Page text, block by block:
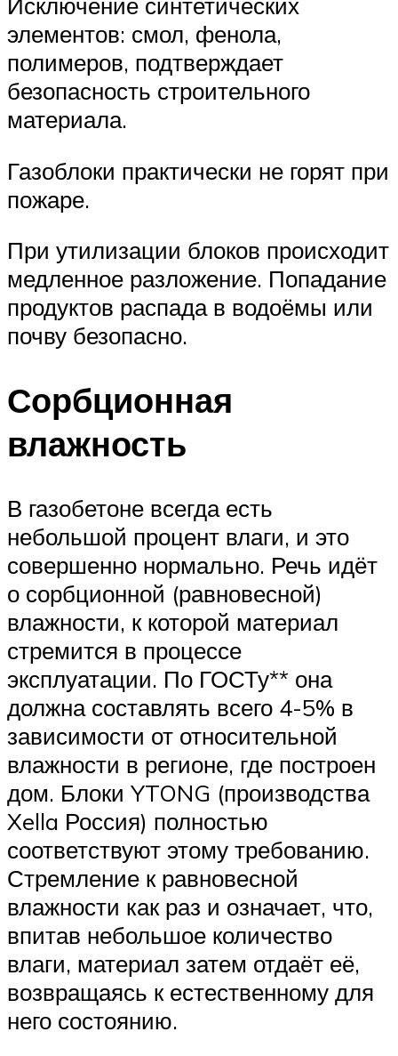
элементов: смол, фенола,
полимеров, подтверждает
безопасность строительного
материала.
Газоблоки практически не горят при
пожаре.
При утилизации блоков происходит
медленное разложение. Попадание
продуктов распада в водоёмы или
почву безопасно.
Сорбционная
влажность
В газобетоне всегда есть
небольшой процент влаги, и это
совершенно нормально. Речь идёт
о сорбционной (равновесной)
влажности, к которой материал
стремится в процессе
эксплуатации. По ГОСТу** она
должна составлять всего 4-5% в
зависимости от относительной
влажности в регионе, где построен
дом. Блоки YTONG (производства
Xella Россия) полностью
соответствуют этому требованию.
Стремление к равновесной
влажности как раз и означает, что,
впитав небольшое количество
влаги, материал затем отдаёт её,
возвращаясь к естественному для
него состоянию.